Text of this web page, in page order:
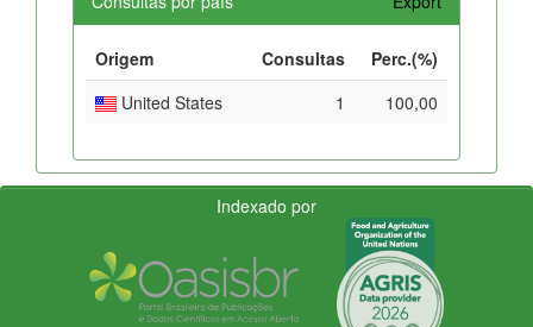
Origem Consultas
Perc.(%)
United States
1 100,00
Indexado por